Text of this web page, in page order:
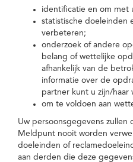
identificatie en om met
statistische doeleinden
verbeteren;
onderzoek of andere
belang of wettelijke
afhankelijk van de
informatie over de
partner kunt u zijn/haar
om te voldoen aan
Uw persoonsgegevens zullen
Meldpunt nooit worden
doeleinden of
aan derden die deze